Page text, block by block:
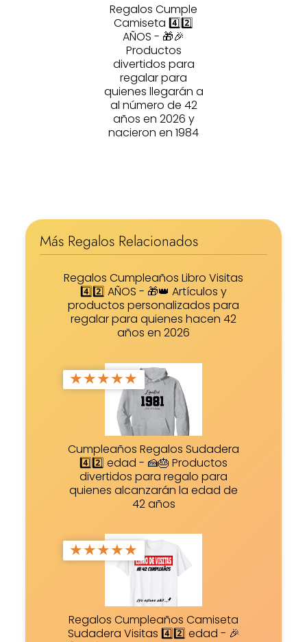
Regalos Cumple
Camiseta 4️⃣2️⃣
AÑOS - 🎁🎉
Productos
divertidos para
regalar para
quienes llegarán a
al número de 42
años en 2026 y
nacieron en 1984
Más Regalos Relacionados
Regalos Cumpleaños Libro Visitas
4️⃣2️⃣ AÑOS - 🎁👑 Artículos y
productos personalizados para
regalar para quienes hacen 42
años en 2026
★★★★★
Cumpleaños Regalos Sudadera
4️⃣2️⃣ edad - 🍰🎂 Productos
divertidos para regalo para
quienes alcanzarán la edad de
42 años
★★★★★
Regalos Cumpleaños Camiseta
Sudadera Visitas 4️⃣2️⃣ edad - 🎉